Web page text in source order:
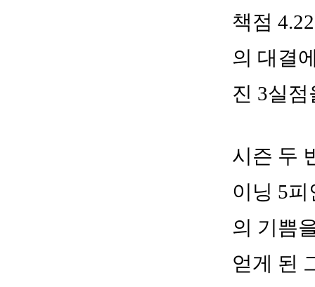
책점
의 대결
진 3실
시즌 두
이닝 5
의 기쁨
얻게 된